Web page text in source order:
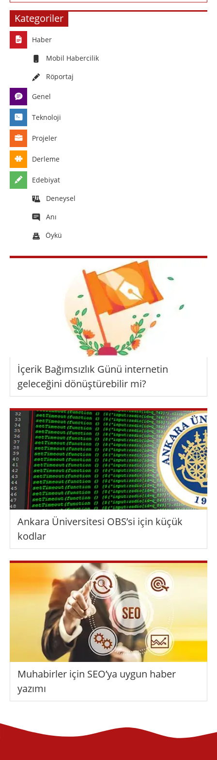
Kategoriler
Haber
Mobil Habercilik
Röportaj
Genel
Teknoloji
Projeler
Derleme
Edebiyat
Deneysel
Anı
Öykü
İçerik Bağımsızlık Günü internetin
geleceğini dönüştürebilir mi?
Ankara Üniversitesi OBS’si için küçük
kodlar
Muhabirler için SEO’ya uygun haber
yazımı